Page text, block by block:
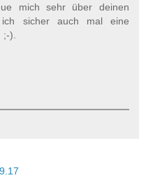
mich sehr über deinen
ich sicher auch mal eine
).